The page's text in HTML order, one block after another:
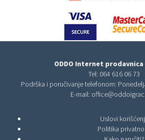
ODDO Internet
Tel: 064 616 06 73
Podrška i poručivanje telefonom:
E-mail:
Uslovi
Politika